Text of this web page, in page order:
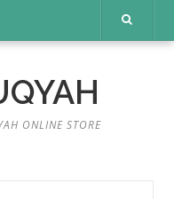
ONLINE STORE